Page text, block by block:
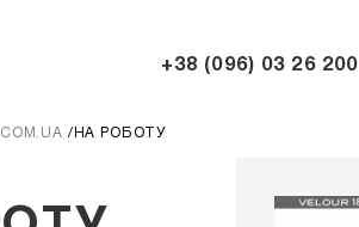
+38 (096) 03 26 200
НА РОБОТУ